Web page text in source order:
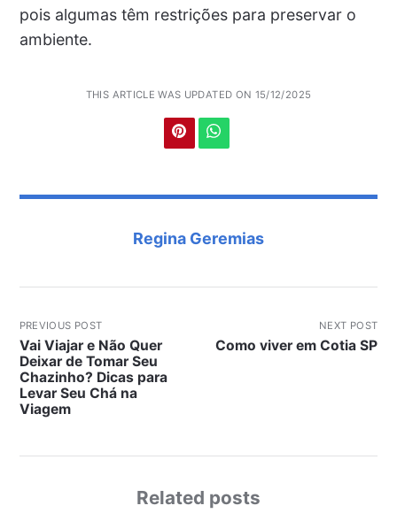
pois algumas têm restrições para preservar o
ambiente.
THIS ARTICLE WAS UPDATED ON 15/12/2025
Regina Geremias
PREVIOUS POST
Vai Viajar e Não Quer
Deixar de Tomar Seu
Chazinho? Dicas para
Levar Seu Chá na
Viagem
NEXT POST
Como viver em Cotia SP
Related posts